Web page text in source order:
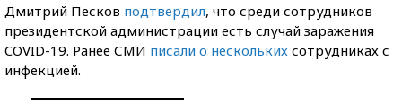
Дмитрий Песков подтвердил, что среди сотрудников
президентской администрации есть случай заражения
COVID-19. Ранее СМИ писали о нескольких сотрудниках с
инфекцией.